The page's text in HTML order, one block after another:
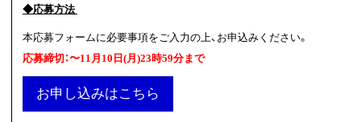
◆応募方法
本応募フォームに必要事項をご入力の上、お申込みください。
応募締切：〜11月10日(月)23時59分まで
お申し込みはこちら